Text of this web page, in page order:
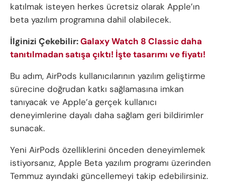
katılmak isteyen herkes ücretsiz olarak Apple’ın
beta yazılım programına dahil olabilecek.
İlginizi Çekebilir:Galaxy Watch 8 Classic daha
tanıtılmadan satışa çıktı! İşte tasarımı ve fiyatı!
Bu adım, AirPods kullanıcılarının yazılım geliştirme
sürecine doğrudan katkı sağlamasına imkan
tanıyacak ve Apple’a gerçek kullanıcı
deneyimlerine dayalı daha sağlam geri bildirimler
sunacak.
Yeni AirPods özelliklerini önceden deneyimlemek
istiyorsanız, Apple Beta yazılım programı üzerinden
Temmuz ayındaki güncellemeyi takip edebilirsiniz.